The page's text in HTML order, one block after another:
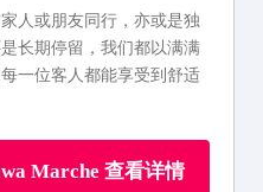
人或朋友同行，亦或是独
长期停留，我们都以满满
一位客人都能享受到舒适
Marche 查看详情